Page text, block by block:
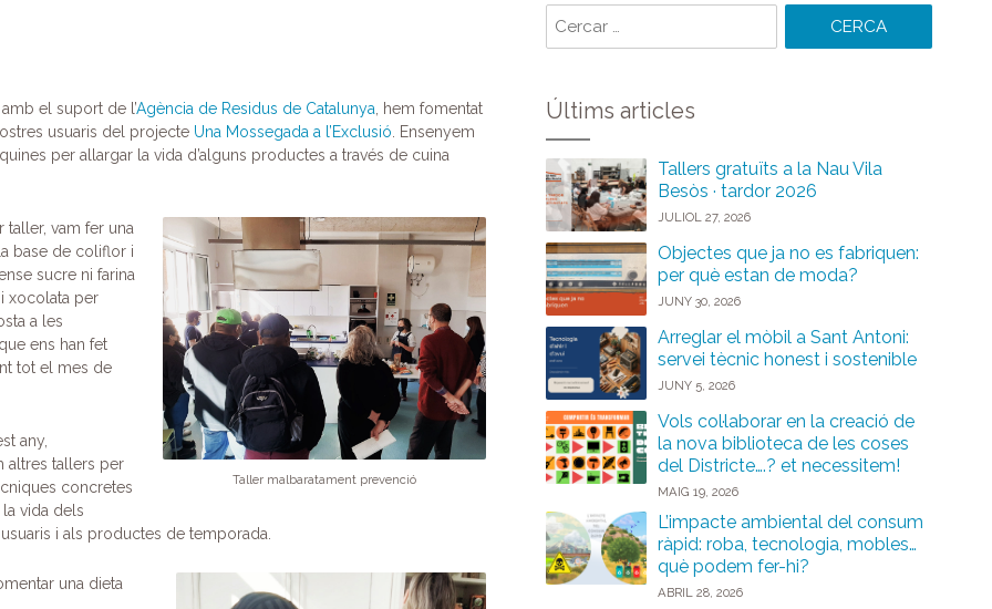
, amb el suport de l’Agència de Residus de Catalunya , hem fomentat
usuaris del projecte Una Mossegada a l’Exclusió . Ensenyem
per allargar la vida d’alguns productes a través de cuina
Taller malbaratament prevenció
taller, vam fer una
base de coliflor i
sucre ni farina
xocolata per
a les
ens han fet
tot el mes de
any,
altres tallers per
concretes
vida dels
i als productes de temporada.
una dieta
paraules:
Últims articles
Tallers gratuïts a la Nau Vila
Besòs · tardor 2026
JULIOL 27, 2026
Objectes que ja no es fabriquen:
per què estan de moda?
JUNY 30, 2026
Arreglar el mòbil a Sant Antoni:
servei tècnic honest i sostenible
JUNY 5, 2026
Vols col·laborar en la creació de
la nova biblioteca de les coses
del Districte….? et necessitem!
MAIG 19, 2026
L’impacte ambiental del consum
ràpid: roba, tecnologia, mobles…
què podem fer-hi?
ABRIL 28, 2026